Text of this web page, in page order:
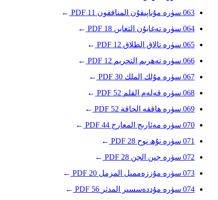
063 سۈرە مۇناپىقۇن المنافقون 11
PDF
→
064 سۈرە تەغابۇن التغابن 18
PDF
→
065 سۈرە تالاق الطلاق 12
PDF
→
066 سۈرە تەھرىم التحريم 12
PDF
→
067 سۈرە مۇلك الملك 30
PDF
→
068 سۈرە قەلەم القلم 52
PDF
→
069 سۈرە ھاققە الحاقة 52
PDF
→
070 سۈرە مەئارىج المعارج 44
PDF
→
071 سۈرە نۇھ نوح 28
PDF
→
072 سۈرە جىن الجن 28
PDF
→
073 سۈرە مۇززەممىل المزمل 20
PDF
→
074 سۈرە مۇددەسسىر المدثر 56
PDF
→